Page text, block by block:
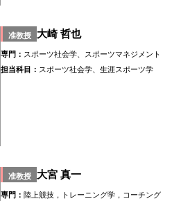
准教授 大崎 哲也
専門： スポーツ社会学、スポーツマネジメント
担当科目： スポーツ社会学、生涯スポーツ学
准教授 大宮 真一
専門：陸上競技，トレーニング学，コーチング